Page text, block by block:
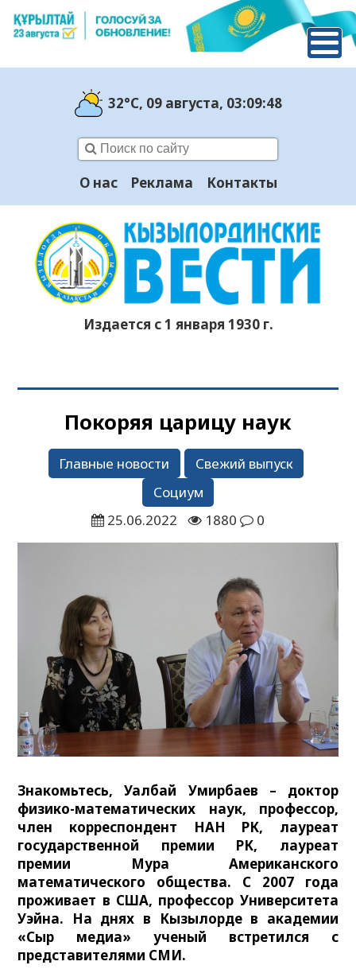
32°C, 09 августа, 03:09:49
О нас Реклама Контакты
Издается с 1 января 1930 г.
Покоряя царицу наук
Главные новости
Свежий выпуск
Социум
25.06.2022
1880 0
Знакомьтесь, Уалбай Умирбаев – доктор
физико-математических наук, профессор,
член корреспондент НАН РК, лауреат
государственной премии РК, лауреат
премии Мура Американского
математического общества. С 2007 года
проживает в США, профессор Университета
Уэйна. На днях в Кызылорде в академии
«Сыр медиа» ученый встретился с
представителями СМИ.